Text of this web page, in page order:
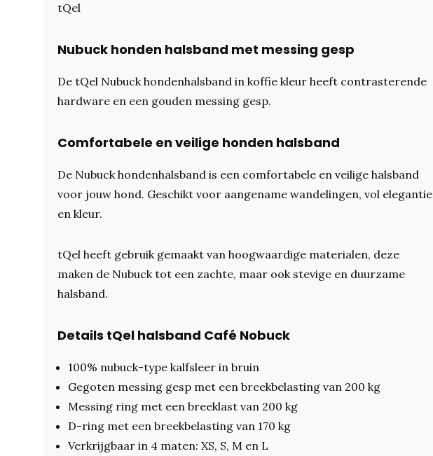
tQel
Nubuck honden halsband met messing gesp
De tQel Nubuck hondenhalsband in koffie kleur heeft contrasterende
hardware en een gouden messing gesp.
Comfortabele en veilige honden halsband
De Nubuck hondenhalsband is een comfortabele en veilige halsband
voor jouw hond. Geschikt voor aangename wandelingen, vol elegantie
en kleur.
tQel heeft gebruik gemaakt van hoogwaardige materialen, deze
maken de Nubuck tot een zachte, maar ook stevige en duurzame
halsband.
Details tQel halsband Café Nobuck
100% nubuck-type kalfsleer in bruin
Gegoten messing gesp met een breekbelasting van 200 kg
Messing ring met een breeklast van 200 kg
D-ring met een breekbelasting van 170 kg
Verkrijgbaar in 4 maten: XS, S, M en L